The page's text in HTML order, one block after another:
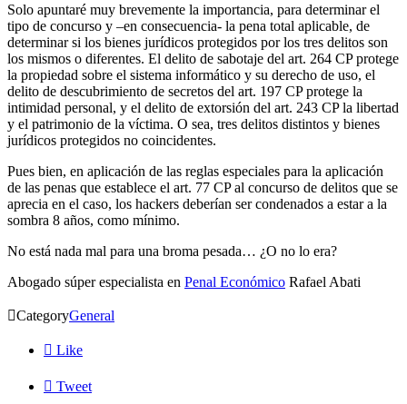
Solo apuntaré muy brevemente la importancia, para determinar el
tipo de concurso y –en consecuencia- la pena total aplicable, de
determinar si los bienes jurídicos protegidos por los tres delitos son
los mismos o diferentes. El delito de sabotaje del art. 264 CP protege
la propiedad sobre el sistema informático y su derecho de uso, el
delito de descubrimiento de secretos del art. 197 CP protege la
intimidad personal, y el delito de extorsión del art. 243 CP la libertad
y el patrimonio de la víctima. O sea, tres delitos distintos y bienes
jurídicos protegidos no coincidentes.
Pues bien, en aplicación de las reglas especiales para la aplicación
de las penas que establece el art. 77 CP al concurso de delitos que se
aprecia en el caso, los hackers deberían ser condenados a estar a la
sombra 8 años, como mínimo.
No está nada mal para una broma pesada… ¿O no lo era?
Abogado súper especialista en Penal Económico Rafael Abati
CategoryGeneral
 Like
 Tweet